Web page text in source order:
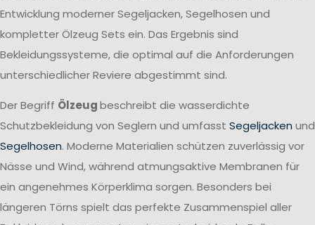
Entwicklung moderner Segeljacken, Segelhosen und
kompletter Ölzeug Sets ein. Das Ergebnis sind
Bekleidungssysteme, die optimal auf die Anforderungen
unterschiedlicher Reviere abgestimmt sind.
Der Begriff Ölzeugbeschreibt die wasserdichte
Schutzbekleidung von Seglern und umfasst Segeljacken und
Segelhosen. Moderne Materialien schützen zuverlässig vor
Nässe und Wind, während atmungsaktive Membranen für
ein angenehmes Körperklima sorgen. Besonders bei
längeren Törns spielt das perfekte Zusammenspiel aller